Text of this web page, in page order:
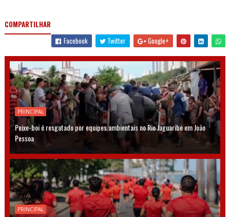
COMPARTILHAR
Facebook
Twitter Google+
PRINCIPAL
Peixe-boi é resgatado por equipes ambientais no Rio Jaguaribe em João
Pessoa
PRINCIPAL